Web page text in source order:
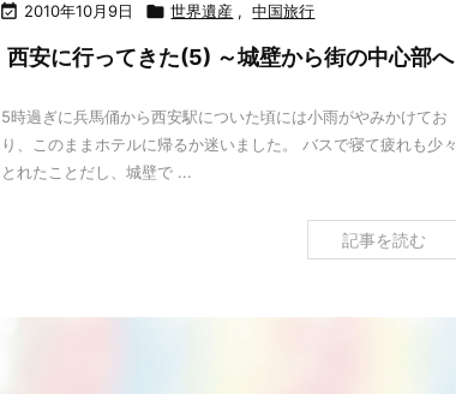
 2010年10月9日  世界遺産 , 中国旅行
西安に行ってきた(5) ～城壁から街の中心部へ
5時過ぎに兵馬俑から西安駅についた頃には小雨がやみかけてお
り、このままホテルに帰るか迷いました。 バスで寝て疲れも少々
とれたことだし、城壁で ...
記事を読む